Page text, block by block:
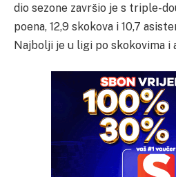
dio sezone završio je s triple-
poena, 12,9 skokova i 10,7
Najbolji je u ligi po skokovima i